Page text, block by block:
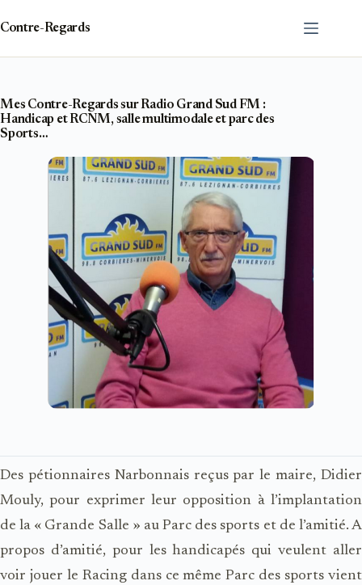
contenu
Contre-Regards
Mes Contre-Regards sur Radio Grand Sud FM :
Handicap et RCNM, salle multimodale et parc des
Sports…
Des pétionnaires Narbonnais reçus par le maire, Didier
Mouly, pour exprimer leur opposition à l’implantation
de la « Grande Salle » au Parc des sports et de l’amitié. A
propos d’amitié, pour les handicapés qui veulent aller
voir jouer le Racing dans ce même Parc des sports vient